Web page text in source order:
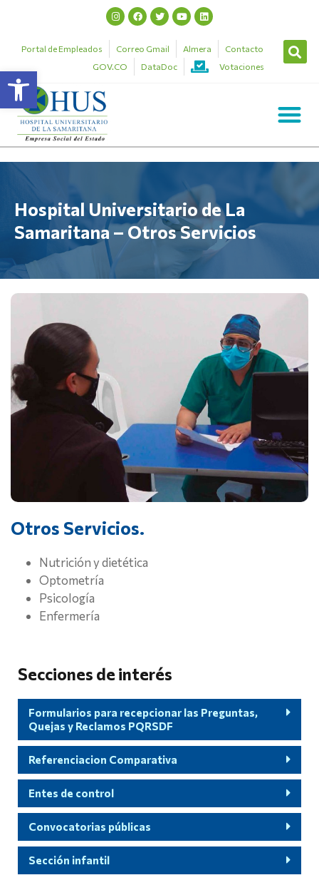
Abrir barra de herramientas
Portal de Empleados Correo Gmail Almera
Contacto
GOV.CO
DataDoc Votaciones
Hospital Universitario de La
Samaritana – Otros Servicios
Otros Servicios.
Nutrición y dietética
Optometría
Psicología
Enfermería
Secciones de interés
Formularios para recepcionar las Preguntas,
Quejas y Reclamos PQRSDF
Referenciacion Comparativa
Entes de control
Convocatorias públicas
Sección infantil